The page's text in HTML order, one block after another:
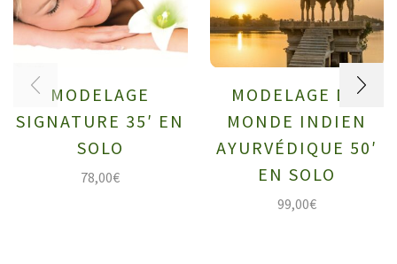
MODELAGE
SIGNATURE 35′ EN
SOLO
78,00€
MODELAGE DU
MONDE INDIEN
AYURVÉDIQUE 50′
EN SOLO
99,00€